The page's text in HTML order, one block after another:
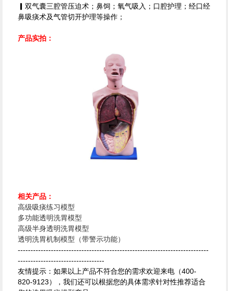
▎双气囊三腔管压迫术；鼻饲；氧气吸入；口腔护理；经口经
鼻吸痰术及气管切开护理等操作；
产品实拍：
相关产品：
高级吸痰练习模型
多功能透明洗胃模型
高级半身透明洗胃模型
透明洗胃机制模型（带警示功能）
---------------------------------------------------------------------------
----------------------------------
友情提示：如果以上产品不符合您的需求欢迎来电（400-
820-9123），我们还可以根据您的具体需求针对性推荐适合